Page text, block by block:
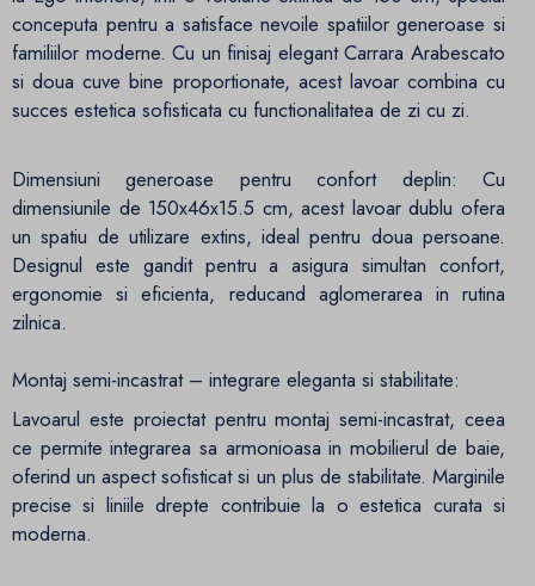
conceputa pentru a satisface nevoile spatiilor generoase si
familiilor moderne. Cu un finisaj elegant Carrara Arabescato
si doua cuve bine proportionate, acest lavoar combina cu
succes estetica sofisticata cu functionalitatea de zi cu zi.
Dimensiuni generoase pentru confort deplin: Cu
dimensiunile de 150x46x15.5 cm, acest lavoar dublu ofera
un spatiu de utilizare extins, ideal pentru doua persoane.
Designul este gandit pentru a asigura simultan confort,
ergonomie si eficienta, reducand aglomerarea in rutina
zilnica.
Montaj semi-incastrat – integrare eleganta si stabilitate:
Lavoarul este proiectat pentru montaj semi-incastrat, ceea
ce permite integrarea sa armonioasa in mobilierul de baie,
oferind un aspect sofisticat si un plus de stabilitate. Marginile
precise si liniile drepte contribuie la o estetica curata si
moderna.